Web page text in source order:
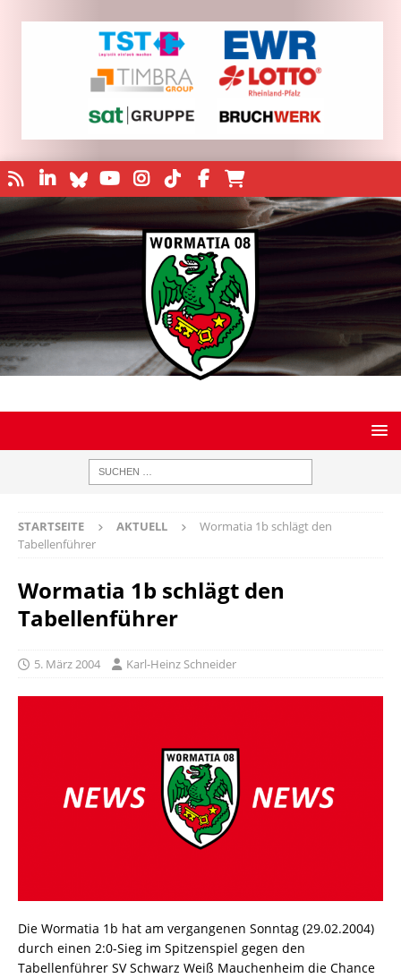
STARTSEITE AKTUELL
Wormatia 1b schlägt den
Tabellenführer
Wormatia 1b schlägt den
Tabellenführer
5. März 2004 Karl-Heinz Schneider
Die Wormatia 1b hat am vergangenen Sonntag (29.02.2004)
durch einen 2:0-Sieg im Spitzenspiel gegen den
Tabellenführer SV Schwarz Weiß Mauchenheim die Chance